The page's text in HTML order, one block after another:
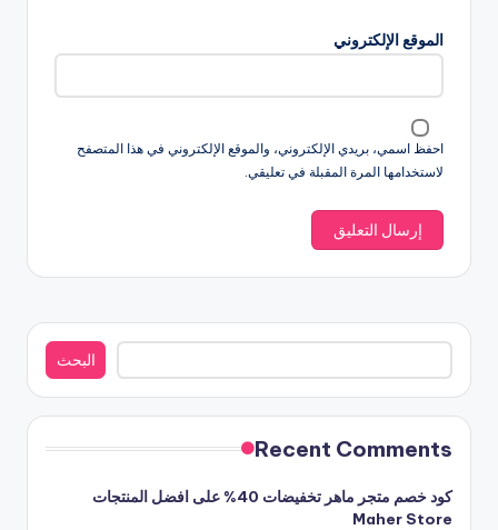
الموقع الإلكتروني
احفظ اسمي، بريدي الإلكتروني، والموقع الإلكتروني في هذا المتصفح
لاستخدامها المرة المقبلة في تعليقي.
البحث
البحث
Recent Comments
كود خصم متجر ماهر تخفيضات 40% على افضل المنتجات
Maher Store